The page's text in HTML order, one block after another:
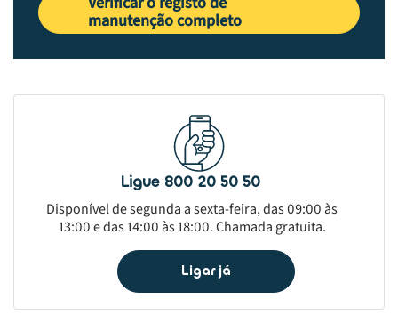
manutenção completo
Ligue 800 20 50 50
Disponível de segunda a sexta-feira, das 09:00 às
13:00 e das 14:00 às 18:00. Chamada gratuita.
Ligar já